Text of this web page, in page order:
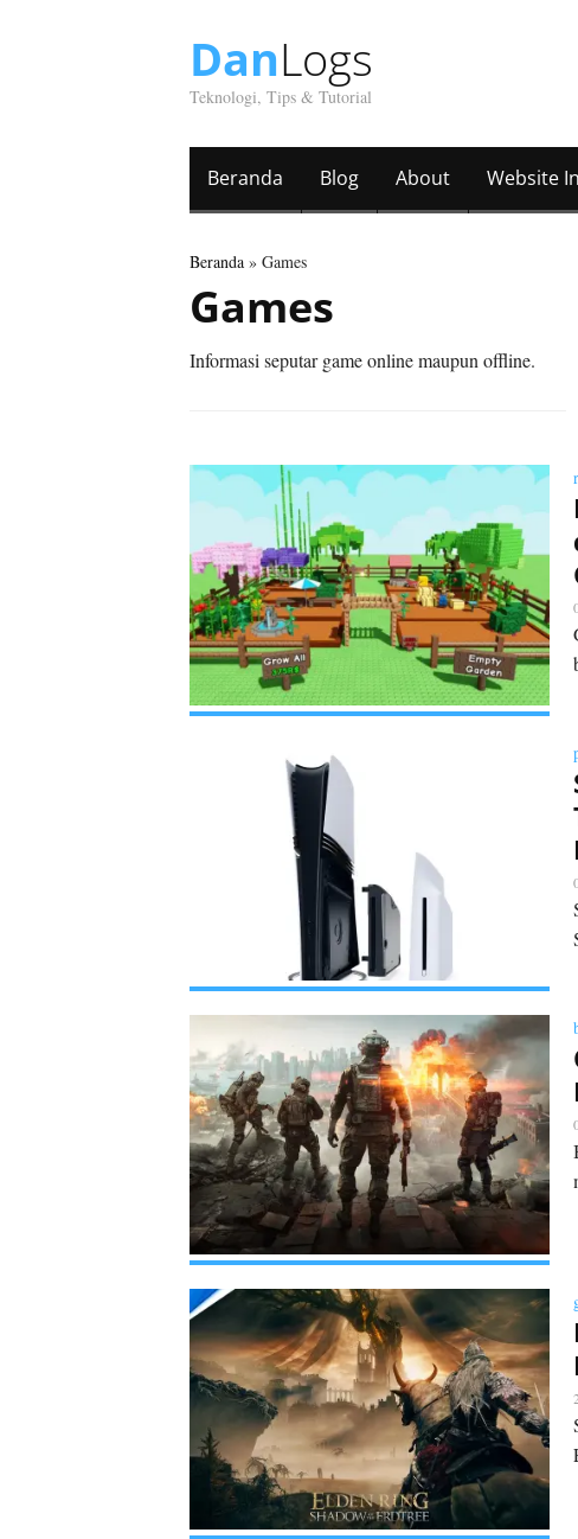
DanLogs
Teknologi, Tips & Tutorial
Beranda Blog About Website
Beranda » Games
Games
Informasi seputar game online maupun offline.